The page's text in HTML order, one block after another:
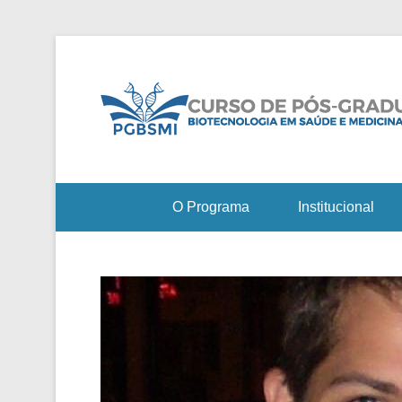
O Programa Institucional